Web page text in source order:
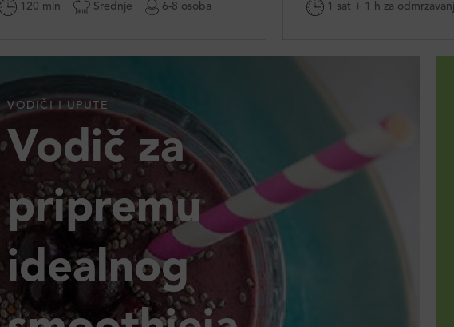
120 min Srednje 6-8 osoba 1 sat + 1 h za
VODIČI I UPUTE
Vodič za
pripremu
idealnog